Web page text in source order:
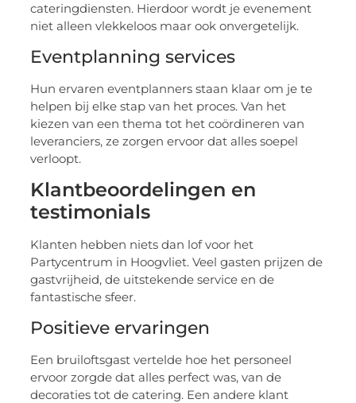
cateringdiensten. Hierdoor wordt je evenement
niet alleen vlekkeloos maar ook onvergetelijk.
Eventplanning services
Hun ervaren eventplanners staan klaar om je te
helpen bij elke stap van het proces. Van het
kiezen van een thema tot het coördineren van
leveranciers, ze zorgen ervoor dat alles soepel
verloopt.
Klantbeoordelingen en
testimonials
Klanten hebben niets dan lof voor het
Partycentrum in Hoogvliet. Veel gasten prijzen de
gastvrijheid, de uitstekende service en de
fantastische sfeer.
Positieve ervaringen
Een bruiloftsgast vertelde hoe het personeel
ervoor zorgde dat alles perfect was, van de
decoraties tot de catering. Een andere klant